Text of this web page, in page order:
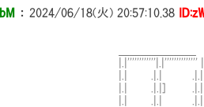
： 2024/06/18(火) 20:57:10.38